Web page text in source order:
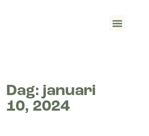
Dag: januari
10, 2024